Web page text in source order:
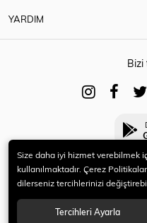
YARDIM
Bizi
© 2021
Size daha iyi hizmet verebilmek
kullanılmaktadır. Çerez
dilerseniz tercihlerinizi
Tercihleri Ayarla